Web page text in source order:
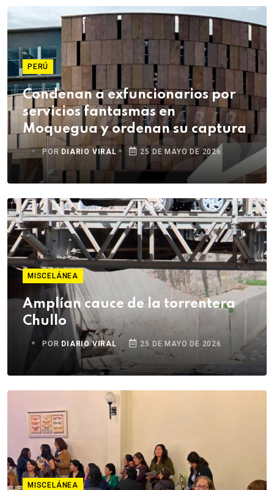
PERÚ
Condenan a exfuncionarios por
servicios fantasmas en
Moquegua y ordenan su captura
POR DIARIO VIRAL 25 DE MAYO DE 2026
MISCELÁNEA
Amplían cauce de la torrentera
Chullo
POR DIARIO VIRAL 25 DE MAYO DE 2026
MISCELÁNEA